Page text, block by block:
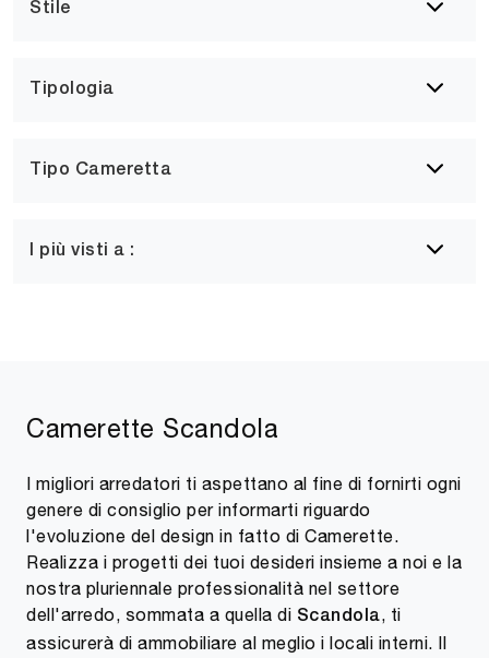
Stile
Tipologia
Tipo Cameretta
I più visti a :
Camerette Scandola
I migliori arredatori ti aspettano al fine di fornirti ogni
genere di consiglio per informarti riguardo
l'evoluzione del design in fatto di Camerette.
Realizza i progetti dei tuoi desideri insieme a noi e la
nostra pluriennale professionalità nel settore
dell'arredo, sommata a quella di Scandola, ti
assicurerà di ammobiliare al meglio i locali interni. Il